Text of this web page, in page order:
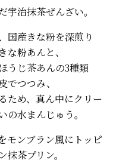
治抹茶ぜんざい。
国産きな粉を深煎り
な粉あんと、
うじ茶あんの3種類
でつつみ、
ため、真ん中にクリー
水まんじゅう。
モンブラン風にトッピ
茶プリン。